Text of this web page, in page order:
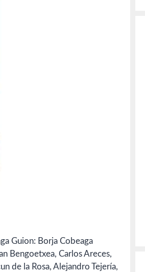
Guion: Borja Cobeaga
Bengoetxea, Carlos Areces,
de la Rosa, Alejandro Tejería,